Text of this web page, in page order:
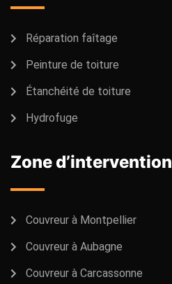
Réparation faîtage
Peinture de toiture
Étanchéité de toiture
Hydrofuge
Zone d’intervention
Couvreur à Montpellier
Couvreur à Aubagne
Couvreur à Carcassonne